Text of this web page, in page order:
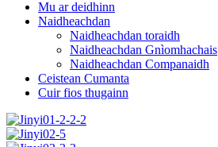
Mu ar deidhinn
Naidheachdan
Naidheachdan toraidh
Naidheachdan Gnìomhachais
Naidheachdan Companaidh
Ceistean Cumanta
Cuir fios thugainn